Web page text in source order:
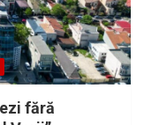
fără